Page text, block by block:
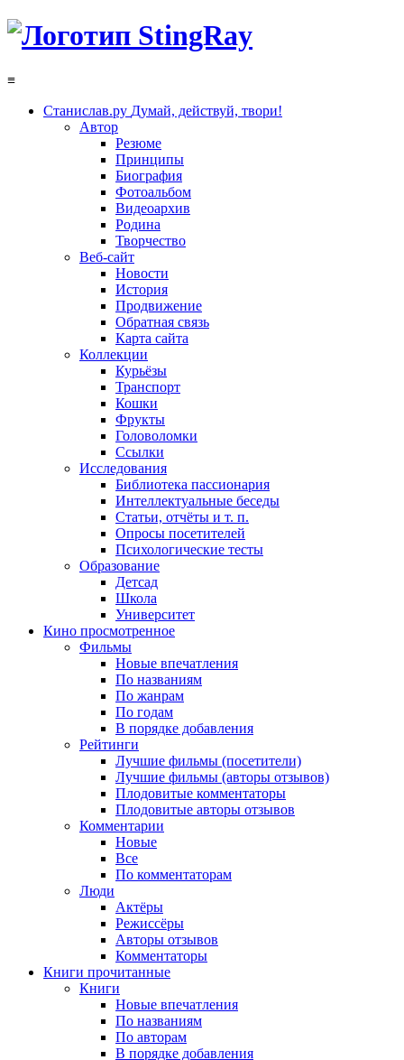
≡
Станислав.ру Думай, действуй, твори!
Автор
Резюме
Принципы
Биография
Фотоальбом
Видеоархив
Родина
Творчество
Веб-сайт
Новости
История
Продвижение
Обратная связь
Карта сайта
Коллекции
Курьёзы
Транспорт
Кошки
Фрукты
Головоломки
Ссылки
Исследования
Библиотека пассионария
Интеллектуальные беседы
Статьи, отчёты и т. п.
Опросы посетителей
Психологические тесты
Образование
Детсад
Школа
Университет
Кино просмотренное
Фильмы
Новые впечатления
По названиям
По жанрам
По годам
В порядке добавления
Рейтинги
Лучшие фильмы (посетители)
Лучшие фильмы (авторы отзывов)
Плодовитые комментаторы
Плодовитые авторы отзывов
Комментарии
Новые
Все
По комментаторам
Люди
Актёры
Режиссёры
Авторы отзывов
Комментаторы
Книги прочитанные
Книги
Новые впечатления
По названиям
По авторам
В порядке добавления